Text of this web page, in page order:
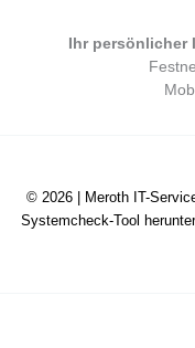
Ihr persönlicher
© 2026 | Meroth IT-
Systemcheck-Tool